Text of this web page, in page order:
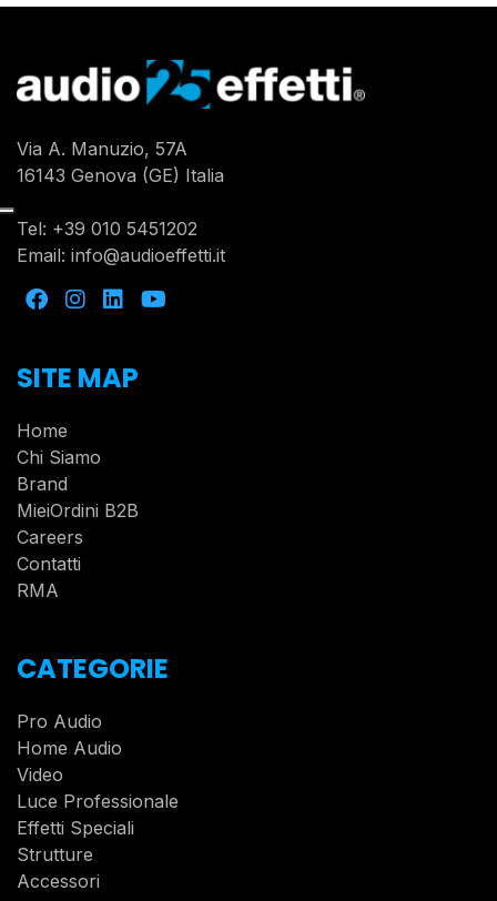
Via A. Manuzio, 57A
16143 Genova (GE) Italia
Tel: +39 010 5451202
Email: info@audioeffetti.it
SITE MAP
Home
Chi Siamo
Brand
MieiOrdini B2B
Careers
Contatti
RMA
CATEGORIE
Pro Audio
Home Audio
Video
Luce Professionale
Effetti Speciali
Strutture
Accessori